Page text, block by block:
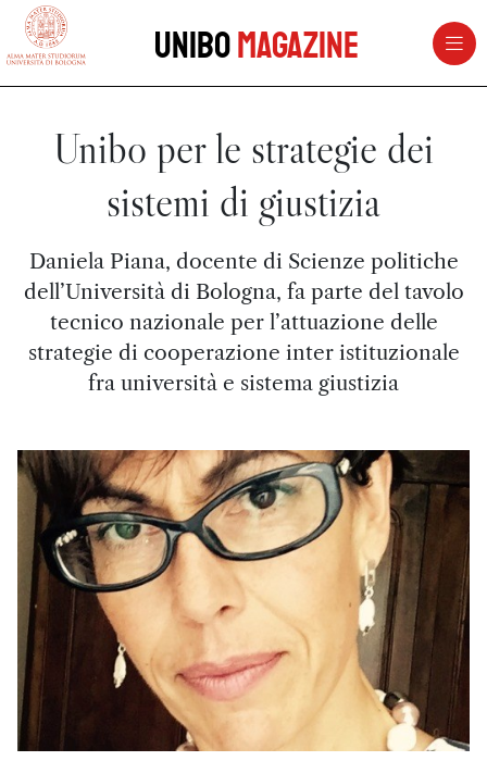
vai al contenuto della pagina
UniboMagazine
Unibo per le strategie dei
sistemi di giustizia
Daniela Piana, docente di Scienze politiche
dell’Università di Bologna, fa parte del tavolo
tecnico nazionale per l’attuazione delle
strategie di cooperazione inter istituzionale
fra università e sistema giustizia